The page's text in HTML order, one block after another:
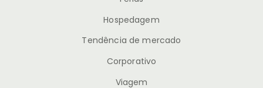
Hospedagem
Tendência de mercado
Corporativo
Viagem